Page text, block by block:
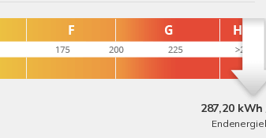
287,20 kWh